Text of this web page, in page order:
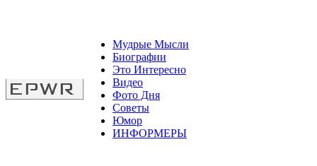
Мудрые Мысли
Биографии
Это Интересно
Видео
Фото Дня
Советы
Юмор
ИНФОРМЕРЫ